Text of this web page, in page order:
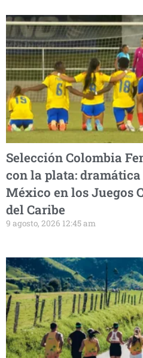
Selección Colombia
con la plata:
México en los Juegos
del Caribe
9 agosto, 2026 12:45 am